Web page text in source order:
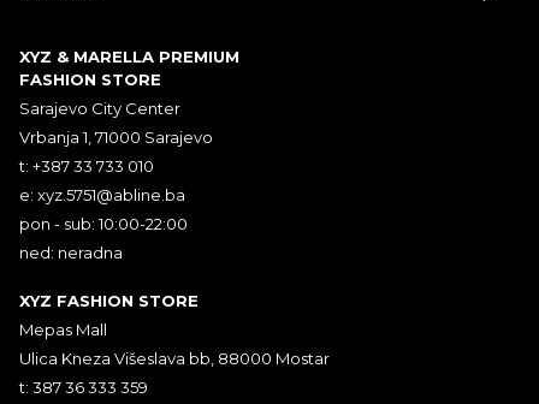
XYZ & MARELLA PREMIUM
FASHION STORE
Sarajevo City Center
Vrbanja 1, 71000 Sarajevo
t: +387 33 733 010
e: xyz.5751@abline.ba
pon - sub: 10:00-22:00
ned: neradna
XYZ FASHION STORE
Mepas Mall
Ulica Kneza Višeslava bb, 88000 Mostar
t: 387 36 333 359